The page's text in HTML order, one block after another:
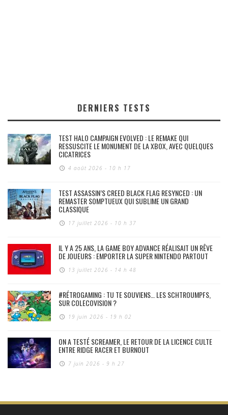
DERNIERS TESTS
TEST HALO CAMPAIGN EVOLVED : LE REMAKE QUI
RESSUSCITE LE MONUMENT DE LA XBOX, AVEC QUELQUES
CICATRICES
4 août 2026 - 10 h 17
TEST ASSASSIN’S CREED BLACK FLAG RESYNCED : UN
REMASTER SOMPTUEUX QUI SUBLIME UN GRAND
CLASSIQUE
17 juillet 2026 - 10 h 37
IL Y A 25 ANS, LA GAME BOY ADVANCE RÉALISAIT UN RÊVE
DE JOUEURS : EMPORTER LA SUPER NINTENDO PARTOUT
13 juillet 2026 - 14 h 48
#RÉTROGAMING : TU TE SOUVIENS… LES SCHTROUMPFS,
SUR COLECOVISION ?
19 juin 2026 - 19 h 02
ON A TESTÉ SCREAMER, LE RETOUR DE LA LICENCE CULTE
ENTRE RIDGE RACER ET BURNOUT
7 juin 2026 - 9 h 27